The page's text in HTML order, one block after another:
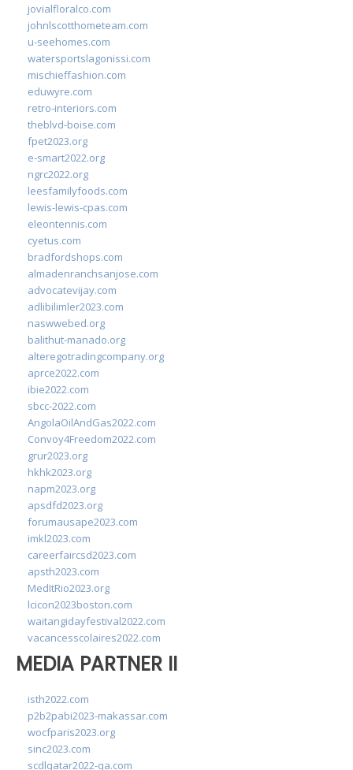
jovialfloralco.com
johnlscotthometeam.com
u-seehomes.com
watersportslagonissi.com
mischieffashion.com
eduwyre.com
retro-interiors.com
theblvd-boise.com
fpet2023.org
e-smart2022.org
ngrc2022.org
leesfamilyfoods.com
lewis-lewis-cpas.com
eleontennis.com
cyetus.com
bradfordshops.com
almadenranchsanjose.com
advocatevijay.com
adlibilimler2023.com
naswwebed.org
balithut-manado.org
alteregotradingcompany.org
aprce2022.com
ibie2022.com
sbcc-2022.com
AngolaOilAndGas2022.com
Convoy4Freedom2022.com
grur2023.org
hkhk2023.org
napm2023.org
apsdfd2023.org
forumausape2023.com
imkl2023.com
careerfaircsd2023.com
apsth2023.com
MedItRio2023.org
lcicon2023boston.com
waitangidayfestival2022.com
vacancesscolaires2022.com
MEDIA PARTNER II
isth2022.com
p2b2pabi2023-makassar.com
wocfparis2023.org
sinc2023.com
scdlqatar2022-qa.com